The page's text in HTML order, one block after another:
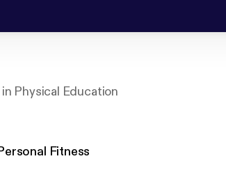
Physical Education
Fitness